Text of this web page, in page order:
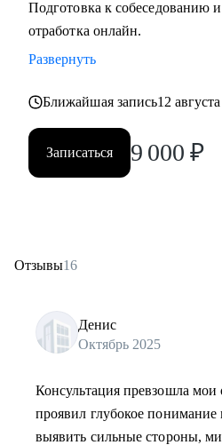
Подготовка к собеседованию и
отработка онлайн.
Развернуть
Ближайшая запись12
Записаться 9 000 ₽
Отзывы16
Денис
Октябрь 2025
Консультация превзошла
проявил глубокое
выявить сильные стороны,